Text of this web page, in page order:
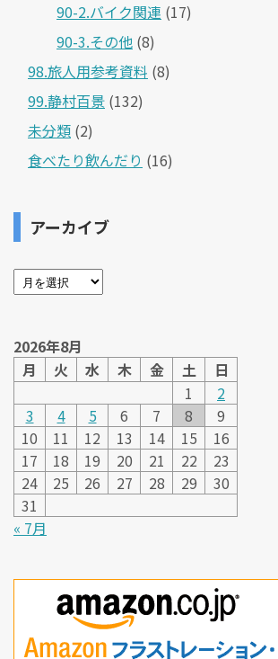
90-2.バイク関連 (17)
90-3.その他 (8)
98.旅人用参考資料 (8)
99.静村百景 (132)
未分類 (2)
食べたり飲んだり (16)
アーカイブ
2026年8月
月
火 水 木 金 土
日
1
2
3
4 5 6 7 8
9
10
11 12 13 14 15
16
17
18 19 20 21 22
23
24
25 26 27 28 29
30
31
« 7月